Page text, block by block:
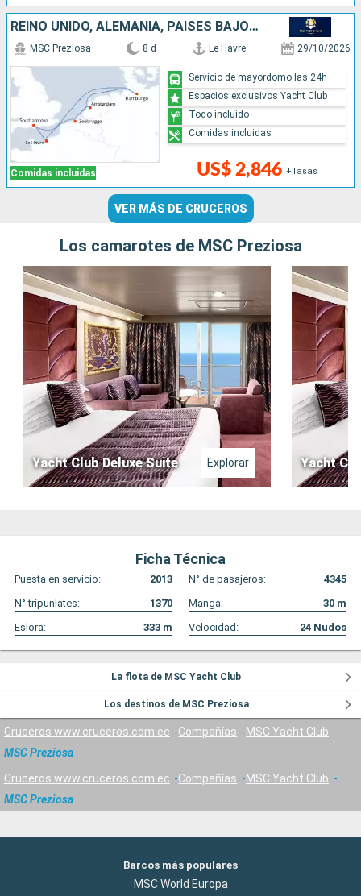
REINO UNIDO, ALEMANIA, PAISES BAJOS, BÉLGICA, FRANCIA
Comidas incluidas
MSC Preziosa 8 d Le Havre 29/10/2026
US$ 2,846 +Tasas
Servicio de mayordomo las 24h
Espacios exclusivos Yacht Club
Todo incluido
Comidas incluidas
VER MÁS DE CRUCEROS
Los camarotes de MSC Preziosa
Yacht Club Deluxe Suite Explorar Yacht
Ficha Técnica
Puesta en servicio: 2013 N° de pasajeros:
4345
N° tripunlates:
1370 Manga: 30 m
Eslora:
333 m Velocidad: 24 Nudos
La flota de MSC Yacht Club
Los destinos de MSC Preziosa
Cruceros www.cruceros.com.ec Compañías
MSC Yacht Club
MSC Preziosa
Cruceros www.cruceros.com.ec Compañías
MSC Yacht Club
MSC Preziosa
Barcos más populares
MSC World Europa